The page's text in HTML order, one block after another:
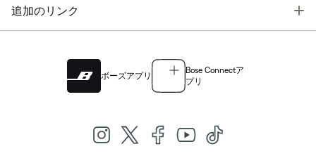
追加のリンク
ボーズアプリ
Bose Connectア
プリ